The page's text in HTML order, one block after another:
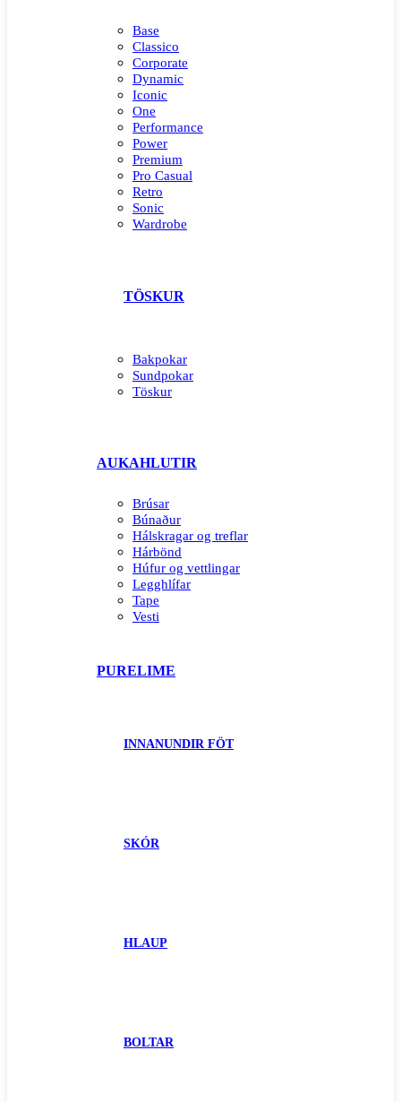
Base
Classico
Corporate
Dynamic
Iconic
One
Performance
Power
Premium
Pro Casual
Retro
Sonic
Wardrobe
TÖSKUR
Bakpokar
Sundpokar
Töskur
AUKAHLUTIR
Brúsar
Búnaður
Hálskragar og treflar
Hárbönd
Húfur og vettlingar
Legghlífar
Tape
Vesti
PURELIME
INNANUNDIR FÖT
SKÓR
HLAUP
BOLTAR